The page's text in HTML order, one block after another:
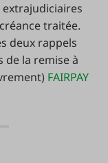
traitée.
deux rappels
de la remise à
FAIRPAY